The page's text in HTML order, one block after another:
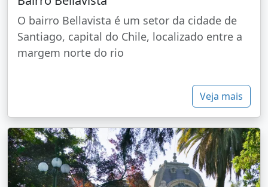
O bairro Bellavista é um setor da cidade de
Santiago, capital do Chile, localizado entre a
margem norte do rio
Veja mais